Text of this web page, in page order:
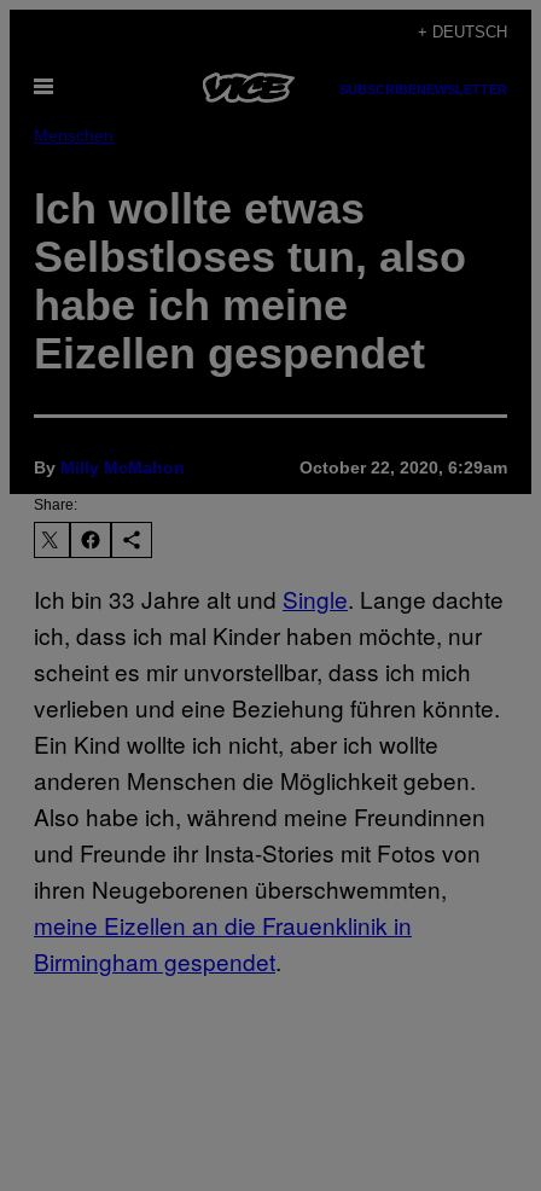
content
+ DEUTSCH
Open
SUBSCRIBENEWSLETTER
Menschen
Ich wollte etwas
Selbstloses tun, also
habe ich meine
Eizellen gespendet
By Milly McMahon October 22, 2020, 6:29am
Share:
Ich bin 33 Jahre alt und Single. Lange dachte
ich, dass ich mal Kinder haben möchte, nur
scheint es mir unvorstellbar, dass ich mich
verlieben und eine Beziehung führen könnte.
Ein Kind wollte ich nicht, aber ich wollte
anderen Menschen die Möglichkeit geben.
Also habe ich, während meine Freundinnen
und Freunde ihr Insta-Stories mit Fotos von
ihren Neugeborenen überschwemmten,
meine Eizellen an die Frauenklinik in
Birmingham gespendet.